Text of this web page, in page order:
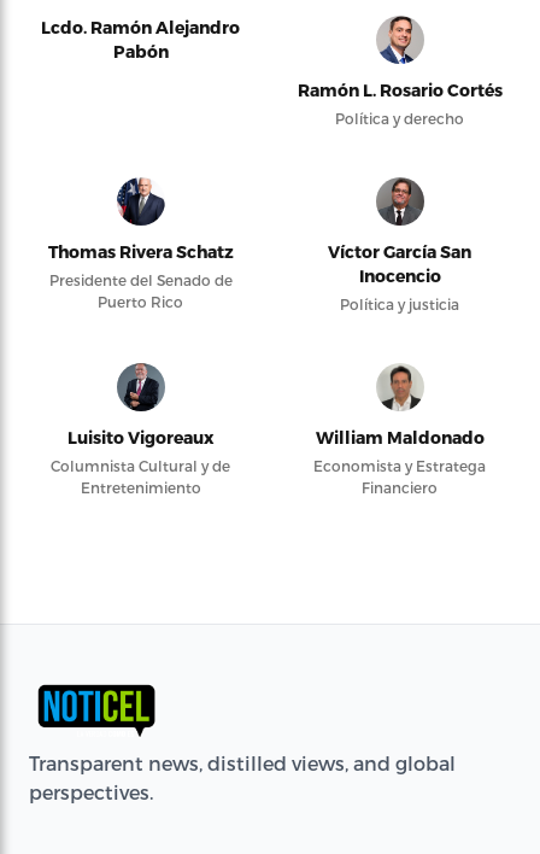
Lcdo. Ramón Alejandro
Pabón
Ramón L. Rosario Cortés
Política y derecho
Thomas Rivera Schatz
Presidente del Senado de
Puerto Rico
Víctor García San
Inocencio
Política y justicia
Luisito Vigoreaux
Columnista Cultural y de
Entretenimiento
William Maldonado
Economista y Estratega
Financiero
Transparent news, distilled views, and global
perspectives.